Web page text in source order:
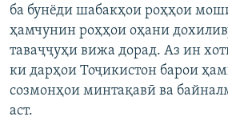
ба бунёди шабакҳои роҳҳои
ҳамчунин роҳҳои оҳани
таваҷҷуҳи вижа дорад. Аз ин
ки дарҳои Тоҷикистон барои
созмонҳои минтақавӣ ва
аст.